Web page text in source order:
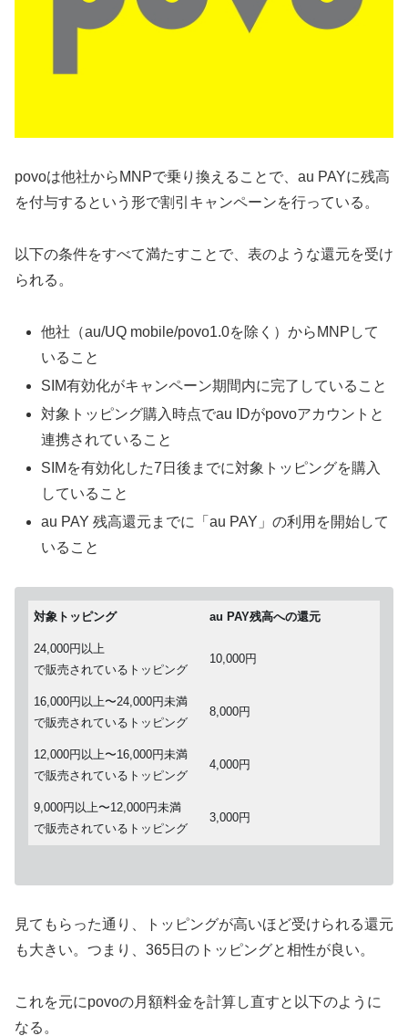
povoは他社からMNPで乗り換えることで、au PAYに残高
を付与するという形で割引キャンペーンを行っている。
以下の条件をすべて満たすことで、表のような還元を受け
られる。
他社（au/UQ mobile/povo1.0を除く）からMNPして
いること
SIM有効化がキャンペーン期間内に完了していること
対象トッピング購入時点でau IDがpovoアカウントと
連携されていること
SIMを有効化した7日後までに対象トッピングを購入
していること
au PAY 残高還元までに「au PAY」の利用を開始して
いること
対象トッピング au PAY残高への還元
24,000円以上
で販売されているトッピング
10,000円
16,000円以上〜24,000円未満
で販売されているトッピング
8,000円
12,000円以上〜16,000円未満
で販売されているトッピング
4,000円
9,000円以上〜12,000円未満
で販売されているトッピング
3,000円
見てもらった通り、トッピングが高いほど受けられる還元
も大きい。つまり、365日のトッピングと相性が良い。
これを元にpovoの月額料金を計算し直すと以下のように
なる。